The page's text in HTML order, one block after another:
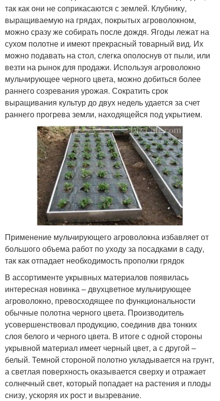
так как они не соприкасаются с землей. Клубнику,
выращиваемую на грядах, покрытых агроволокном,
можно сразу же собирать после дождя. Ягоды лежат на
сухом полотне и имеют прекрасный товарный вид. Их
можно подавать на стол, слегка ополоснув от пыли, или
везти на рынок для продажи. Используя агроволокно
мульчирующее черного цвета, можно добиться более
раннего созревания урожая. Сократить срок
выращивания культур до двух недель удается за счет
раннего прогрева земли, находящейся под укрытием.
Применение мульчирующего агроволокна избавляет от
большого объема работ по уходу за посадками в саду,
так как отпадает необходимость прополки грядок
В ассортименте укрывных материалов появилась
интересная новинка – двухцветное мульчирующее
агроволокно, превосходящее по функциональности
обычные полотна черного цвета. Производитель
усовершенствовал продукцию, соединив два тонких
слоя белого и черного цвета. В итоге с одной стороны
укрывной материал имеет черный цвет, а с другой –
белый. Темной стороной полотно укладывается на грунт,
а светлая поверхность оказывается сверху и отражает
солнечный свет, который попадает на растения и плоды
снизу, ускоряя их рост и вызревание.